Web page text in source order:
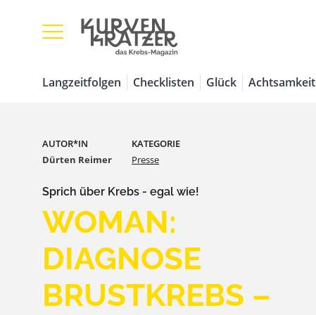
Langzeitfolgen Checklisten Glück Achtsamkeit
AUTOR*IN
Dürten Reimer
KATEGORIE
Presse
Sprich über Krebs - egal wie!
WOMAN:
DIAGNOSE
BRUSTKREBS –